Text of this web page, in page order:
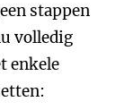
stappen
volledig
enkele